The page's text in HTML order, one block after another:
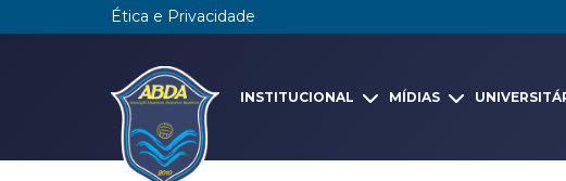
Ética e Privacidade
INSTITUCIONAL MÍDIAS